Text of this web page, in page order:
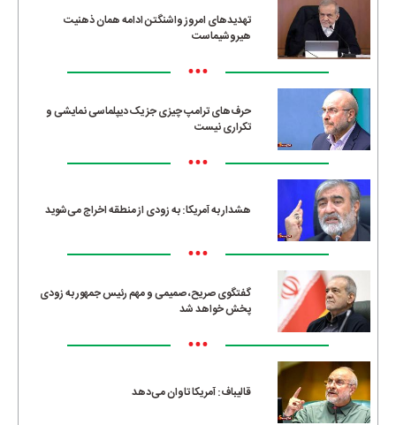
تهدیدهای امروز واشنگتن ادامه همان ذهنیت
هیروشیماست
•••
حرف‌های ترامپ چیزی جز یک دیپلماسی نمایشی و
تکراری نیست
•••
هشدار به آمریکا: به زودی از منطقه اخراج می‌شوید
•••
گفتگوی صریح، صمیمی و مهم رئیس جمهور به زودی
پخش خواهد شد
•••
قالیباف: آمریکا تاوان می‌دهد